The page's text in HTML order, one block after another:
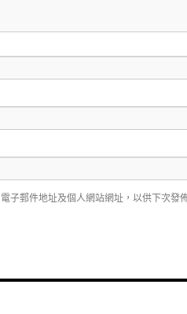
子郵件地址及個人網站網址，以供下次發